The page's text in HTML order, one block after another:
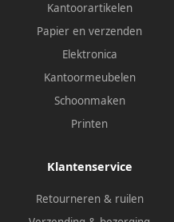
Kantoorartikelen
Papier en verzenden
Elektronica
Kantoormeubelen
Schoonmaken
Printen
Klantenservice
Retourneren & ruilen